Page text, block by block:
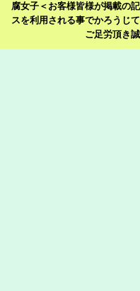
腐女子＜お客様皆様が掲載の
スを利用される事でかろうじ
ご足労頂き